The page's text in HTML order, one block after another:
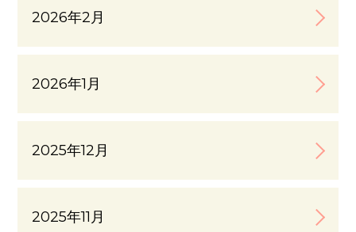
2026年2月
2026年1月
2025年12月
2025年11月